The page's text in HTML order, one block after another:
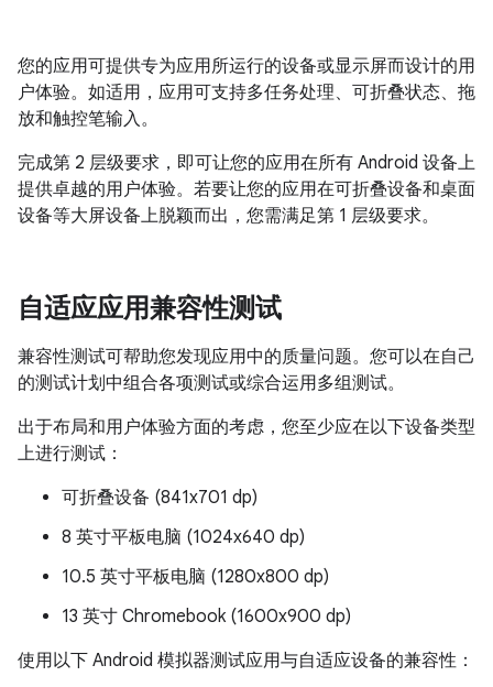
您的应用可提供专为应用所运行的设备或显示屏而设计的用
户体验。如适用，应用可支持多任务处理、可折叠状态、拖
放和触控笔输入。
完成第 2 层级要求，即可让您的应用在所有 Android 设备上
提供卓越的用户体验。若要让您的应用在可折叠设备和桌面
设备等大屏设备上脱颖而出，您需满足第 1 层级要求。
自适应应用兼容性测试
兼容性测试可帮助您发现应用中的质量问题。您可以在自己
的测试计划中组合各项测试或综合运用多组测试。
出于布局和用户体验方面的考虑，您至少应在以下设备类型
上进行测试：
可折叠设备 (841x701 dp)
8 英寸平板电脑 (1024x640 dp)
10.5 英寸平板电脑 (1280x800 dp)
13 英寸 Chromebook (1600x900 dp)
使用以下 Android 模拟器测试应用与自适应设备的兼容性：